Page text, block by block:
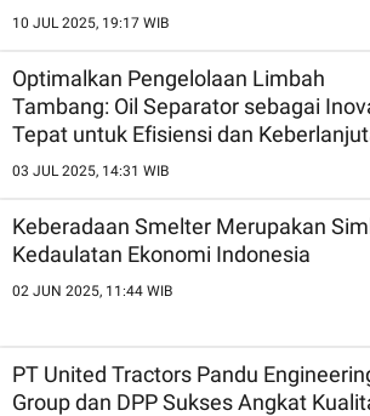
10 JUL 2025, 19:17 WIB
Optimalkan Pengelolaan Limbah
Tambang: Oil Separator sebagai
Tepat untuk Efisiensi dan
03 JUL 2025, 14:31 WIB
Keberadaan Smelter Merupakan
Kedaulatan Ekonomi Indonesia
02 JUN 2025, 11:44 WIB
PT United Tractors Pandu
Group dan DPP Sukses Angkat